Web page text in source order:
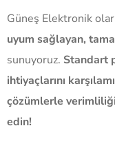
Güneş Elektronik
uyum sağlayan,
sunuyoruz. Standart
ihtiyaçlarını
çözümlerle
edin!